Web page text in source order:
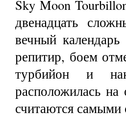
Sky Moon
двенадцать
вечный
репитир, боем
турбийон и
расположилась
считаются